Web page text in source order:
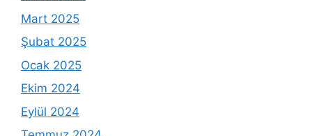
Mart 2025
Şubat 2025
Ocak 2025
Ekim 2024
Eylül 2024